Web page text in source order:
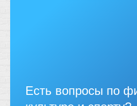
Есть вопросы по